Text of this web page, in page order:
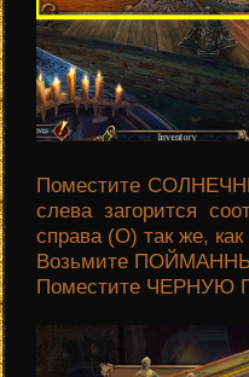
Поместите
слева загорится
справа (О) так же,
Возьмите
Поместите ЧЕРНУЮ